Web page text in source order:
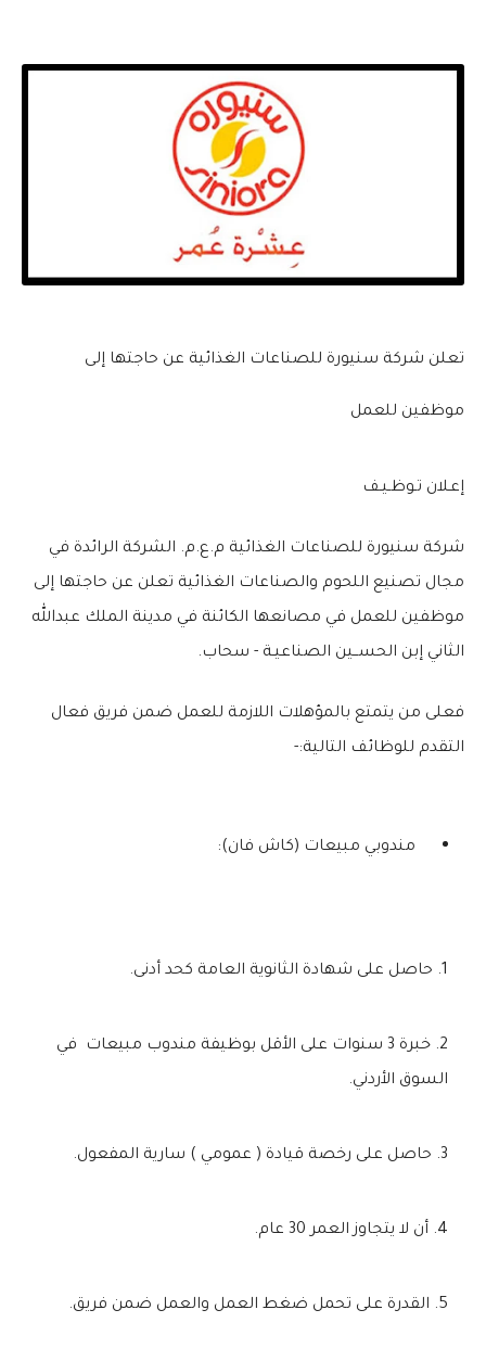
تعلن شركة سنيورة للصناعات الغذائية عن حاجتها إلى
موظفين للعمل
إعـلان تـوظـيـف
شركة سنيورة للصناعات الغذائية م.ع.م. الشركة الرائدة في
مجال تصنيع اللحوم والصناعات الغذائية تعلن عن حاجتها إلى
موظفين للعمل في مصانعها الكائنة في مدينة الملك عبدالله
الثاني إبن الحســين الصناعيـة - سحاب.
فعلى من يتمتع بالمؤهلات اللازمة للعمل ضمن فريق فعال
التقدم للوظائف التالية:-
مندوبي مبيعات (كاش فان):
حاصل على شهادة الثانوية العامة كحد أدنى.
خبرة 3 سنوات على الأقل بوظيفة مندوب مبيعات في
السوق الأردني.
حاصل على رخصة قيادة ( عمومي ) سارية المفعول.
أن لا يتجاوز العمر 30 عام.
القدرة على تحمل ضغط العمل والعمل ضمن فريق.